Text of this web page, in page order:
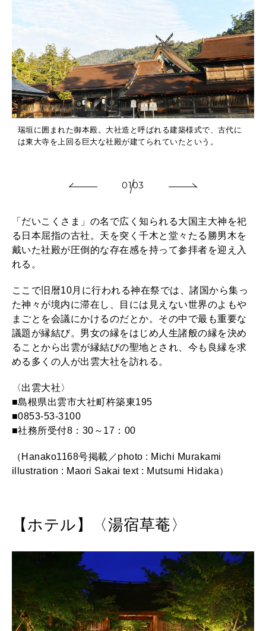
瑞垣に囲まれた御本殿。大社造と呼ばれる建築様式で、古代に
は東大寺を上回る巨大な社殿が建てられていたという。
0103
「だいこくさま」の名で広く知られる大国主大神を祀
る日本屈指の古社。天を突く千木と堂々たる勝男木を
戴いた社殿が圧倒的な存在感を持って参拝者を迎え入
れる。
ここで旧暦10月に行われる神在祭では、諸国から集っ
た神々が境内に滞在し、目には見えない世界のよもや
まごとを会議にかけるのだとか。その中で最も重要な
議題が縁結び。男女の縁をはじめ人生諸般の縁を決め
ることから出雲が縁結びの聖地とされ、今も良縁を求
める多くの人が出雲大社を訪れる。
〈出雲大社〉
■島根県出雲市大社町杵築東195
■0853-53-3100
■社務所受付8：30～17：00
（Hanako1168号掲載／photo : Michi Murakami
illustration : Maori Sakai text : Mutsumi Hidaka）
【ホテル】〈湯宿草菴〉